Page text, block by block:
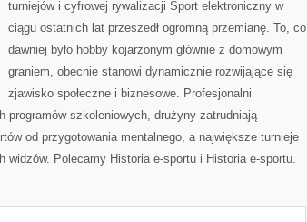
turniejów i cyfrowej rywalizacji Sport elektroniczny w
ciągu ostatnich lat przeszedł ogromną przemianę. To, co
dawniej było hobby kojarzonym głównie z domowym
graniem, obecnie stanowi dynamicznie rozwijające się
zjawisko społeczne i biznesowe. Profesjonalni
programów szkoleniowych, drużyny zatrudniają
od przygotowania mentalnego, a największe turnieje
widzów. Polecamy Historia e-sportu i Historia e-sportu.